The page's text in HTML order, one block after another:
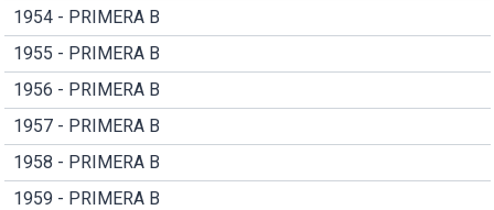
1954 - PRIMERA B
1955 - PRIMERA B
1956 - PRIMERA B
1957 - PRIMERA B
1958 - PRIMERA B
1959 - PRIMERA B